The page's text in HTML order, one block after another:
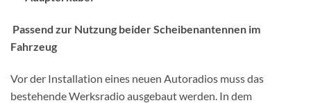
Passend zur Nutzung beider Scheibenantennen im
Fahrzeug
Vor der Installation eines neuen Autoradios muss das
bestehende Werksradio ausgebaut werden. In dem